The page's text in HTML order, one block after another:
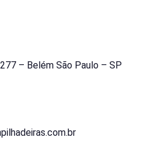
– Belém São Paulo – SP